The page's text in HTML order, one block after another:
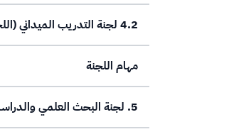
4.2 لجنة التدريب الميداني (اللجنة الفرعية)
مهام اللجنة
5. لجنة البحث العلمي والدراسات العليا